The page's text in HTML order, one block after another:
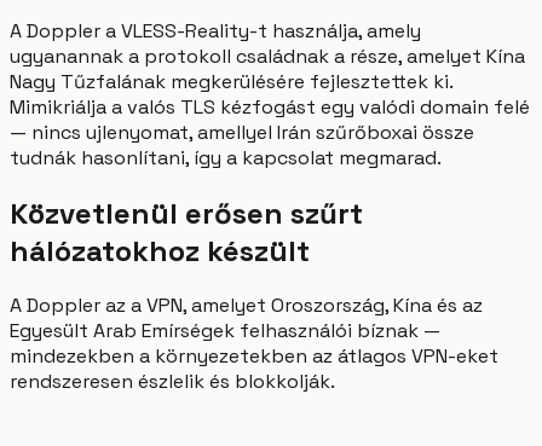
A Doppler a VLESS-Reality-t használja, amely
ugyanannak a protokoll családnak a része, amelyet Kína
Nagy Tűzfalának megkerülésére fejlesztettek ki.
Mimikriálja a valós TLS kézfogást egy valódi domain felé
— nincs ujlenyomat, amellyel Irán szűrőboxai össze
tudnák hasonlítani, így a kapcsolat megmarad.
Közvetlenül erősen szűrt
hálózatokhoz készült
A Doppler az a VPN, amelyet Oroszország, Kína és az
Egyesült Arab Emírségek felhasználói bíznak —
mindezekben a környezetekben az átlagos VPN-eket
rendszeresen észlelik és blokkolják.